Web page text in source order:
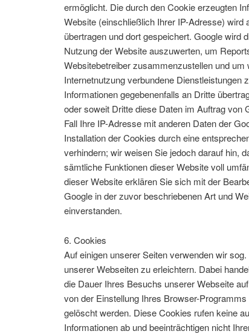
ermöglicht. Die durch den Cookie erzeugten
Website (einschließlich Ihrer IP-Adresse) wird
übertragen und dort gespeichert. Google wird
Nutzung der Website auszuwerten, um
Websitebetreiber zusammenzustellen und
Internetnutzung verbundene Dienstleistungen
Informationen gegebenenfalls an Dritte
oder soweit Dritte diese Daten im Auftrag von
Fall Ihre IP-Adresse mit anderen Daten der
Installation der Cookies durch eine
verhindern; wir weisen Sie jedoch darauf hin,
sämtliche Funktionen dieser Website voll
dieser Website erklären Sie sich mit der
Google in der zuvor beschriebenen Art und
einverstanden.
6. Cookies
Auf einigen unserer Seiten verwenden wir
unserer Webseiten zu erleichtern. Dabei
die Dauer Ihres Besuchs unserer Webseite
von der Einstellung Ihres Browser-
gelöscht werden. Diese Cookies rufen keine
Informationen ab und beeinträchtigen nicht